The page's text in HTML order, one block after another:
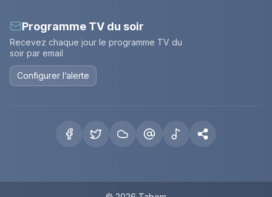
Programme TV du soir
Recevez chaque jour le programme TV du
soir par email
Configurer l’alerte